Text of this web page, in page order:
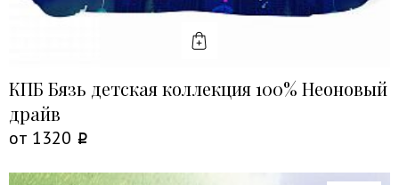
КПБ Бязь детская коллекция 100% Неоновый
драйв
от 1320